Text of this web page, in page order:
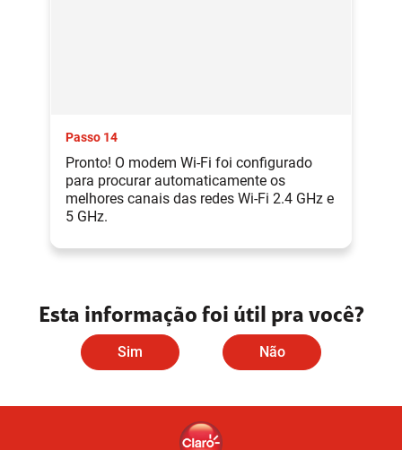
Passo 14
Pronto! O modem Wi-Fi foi configurado
para procurar automaticamente os
melhores canais das redes Wi-Fi 2.4 GHz e
5 GHz.
Esta informação foi útil pra você?
Sim Não